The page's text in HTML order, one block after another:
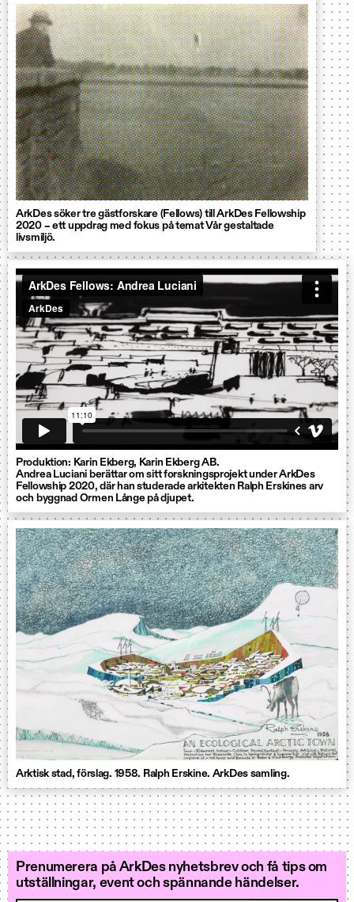
ArkDes söker tre gästforskare (Fellows) till ArkDes Fellowship
2020 – ett uppdrag med fokus på temat Vår gestaltade
livsmiljö.
Produktion: Karin Ekberg, Karin Ekberg AB.
Andrea Luciani berättar om sitt forskningsprojekt under ArkDes
Fellowship 2020, där han studerade arkitekten Ralph Erskines arv
och byggnad Ormen Långe på djupet.
Arktisk stad, förslag. 1958. Ralph Erskine. ArkDes samling.
Prenumerera på ArkDes nyhetsbrev och få tips om
utställningar, event och spännande händelser.